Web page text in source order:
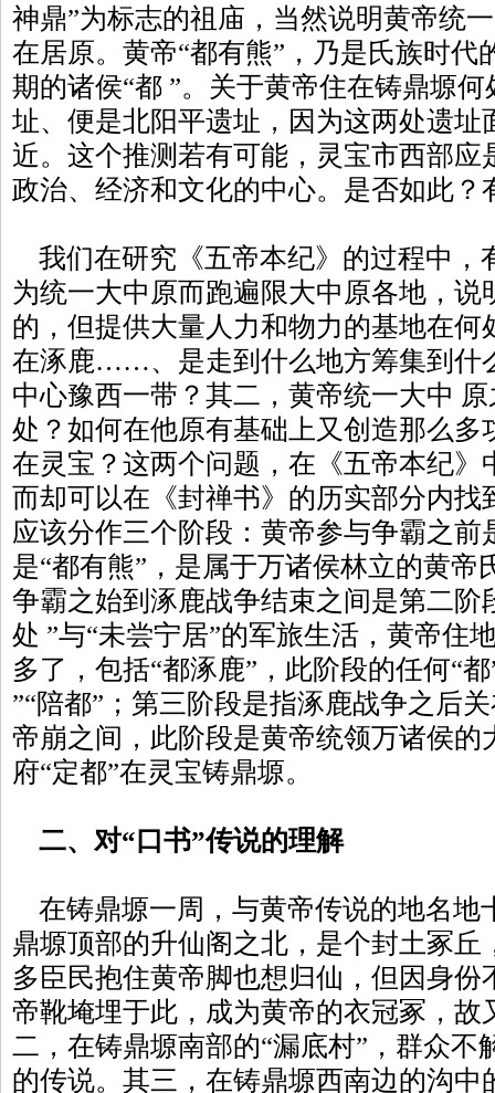
神鼎”为标志的祖庙，当然说明黄帝统
在居原。黄帝“都有熊”，乃是氏族时代
期的诸侯“都 ”。关于黄帝住在铸鼎塬
址、便是北阳平遗址，因为这两处遗址
近。这个推测若有可能，灵宝市西部应
政治、经济和文化的中心。是否如此？
我们在研究《五帝本纪》的过程中，
为统一大中原而跑遍限大中原各地，说
的，但提供大量人力和物力的基地在何
在涿鹿……、是走到什么地方筹集到什
中心豫西一带？其二，黄帝统一大中
处？如何在他原有基础上又创造那么多
在灵宝？这两个问题，在《五帝本纪》
而却可以在《封禅书》的历实部分内找
应该分作三个阶段：黄帝参与争霸之
是“都有熊”，是属于万诸侯林立的黄帝
争霸之始到涿鹿战争结束之间是第二阶
处 ”与“未尝宁居”的军旅生活，黄帝住
多了，包括“都涿鹿”，此阶段的任何“
”“陪都”；第三阶段是指涿鹿战争之后
帝崩之间，此阶段是黄帝统领万诸侯的
府“定都”在灵宝铸鼎塬。
二、对“口书”传说的理解
在铸鼎塬一周，与黄帝传说的地名地
鼎塬顶部的升仙阁之北，是个封土冢丘
多臣民抱住黄帝脚也想归仙，但因身
帝靴埯埋于此，成为黄帝的衣冠冢，故
二，在铸鼎塬南部的“漏底村”，群众不
的传说。其三，在铸鼎塬西南边的沟中